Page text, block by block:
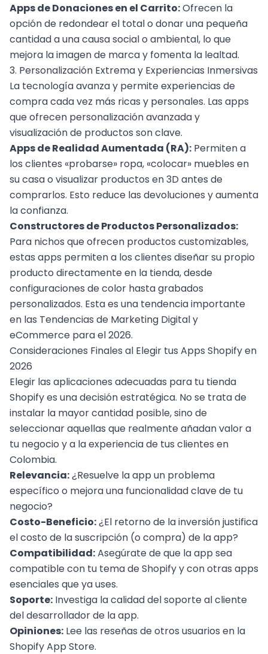
Apps de Donaciones en el Carrito:Ofrecen la
opción de redondear el total o donar una pequeña
cantidad a una causa social o ambiental, lo que
mejora la imagen de marca y fomenta la lealtad.
3. Personalización Extrema y Experiencias Inmersivas
La tecnología avanza y permite experiencias de
compra cada vez más ricas y personales. Las apps
que ofrecen personalización avanzada y
visualización de productos son clave.
Apps de Realidad Aumentada (RA): Permiten a
los clientes «probarse» ropa, «colocar» muebles en
su casa o visualizar productos en 3D antes de
comprarlos. Esto reduce las devoluciones y aumenta
la confianza.
Constructores de Productos Personalizados:
Para nichos que ofrecen productos customizables,
estas apps permiten a los clientes diseñar su propio
producto directamente en la tienda, desde
configuraciones de color hasta grabados
personalizados. Esta es una tendencia importante
en las Tendencias de Marketing Digital y
eCommerce para el 2026.
Consideraciones Finales al Elegir tus Apps Shopify en
2026
Elegir las aplicaciones adecuadas para tu tienda
Shopify es unadecisión estratégica. No se trata de
instalar la mayor cantidad posible, sino de
seleccionar aquellas que realmente añadan valor a
tu negocio y a la experiencia de tus clientes en
Colombia.
Relevancia:¿Resuelve la app un problema
específico o mejora una funcionalidad clave de tu
negocio?
Costo-Beneficio:¿El retorno de la inversión justifica
el costo de la suscripción (o compra) de la app?
Compatibilidad:Asegúrate de que la app sea
compatible con tu tema de Shopify y con otras apps
esenciales que ya uses.
Soporte: Investiga la calidad del soporte al cliente
del desarrollador de la app.
Opiniones: Lee las reseñas de otros usuarios en la
Shopify App Store.